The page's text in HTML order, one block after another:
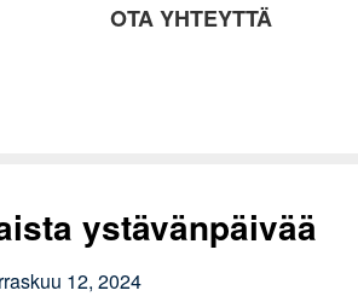
OTA YHTEYTTÄ
ystävänpäivää
12, 2024